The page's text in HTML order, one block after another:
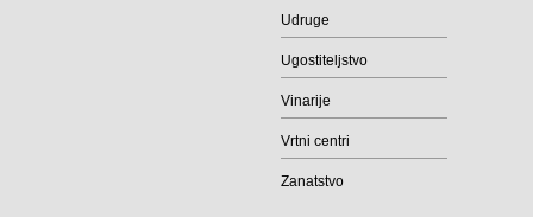
Udruge
Ugostiteljstvo
Vinarije
Vrtni centri
Zanatstvo